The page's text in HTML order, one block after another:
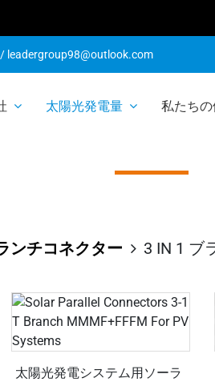
/ leadergroup98@outlook.com
太陽光発電量 私たちの
ブラン
ンチコネクター 3 IN 1 ブ
太陽光発電システム用ソーラ